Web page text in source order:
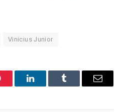
Vinicius Junior
LinkedInTumblr Email